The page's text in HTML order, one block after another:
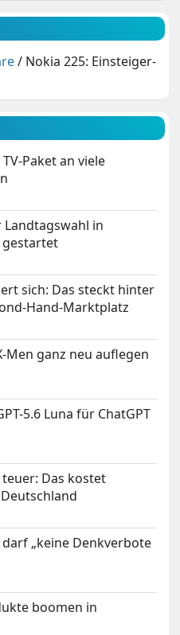
/ Nokia 225: Einsteiger-
Paket an viele
Landtagswahl in
gestartet
sich: Das steckt hinter
Hand-Marktplatz
Men ganz neu auflegen
5.6 Luna für ChatGPT
Das kostet
darf „keine Denkverbote
boomen in